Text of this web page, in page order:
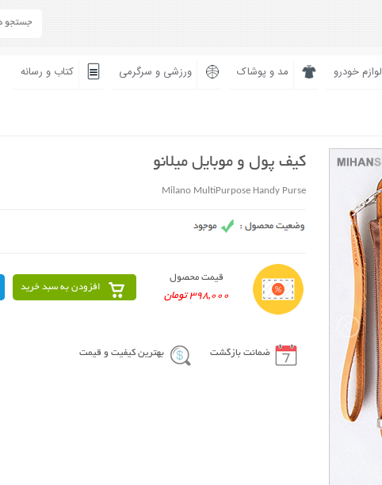
لوازم خودرو مد و پوشاک ورزشی و سرگرمی کتاب و رسانه
کیف پول و موبایل میلانو
Milano MultiPurpose Handy Purse
قیمت محصول
398,000 تومان
افزودن به سبد خرید
ضمانت بازگشت بهترین کیفیت و قیمت